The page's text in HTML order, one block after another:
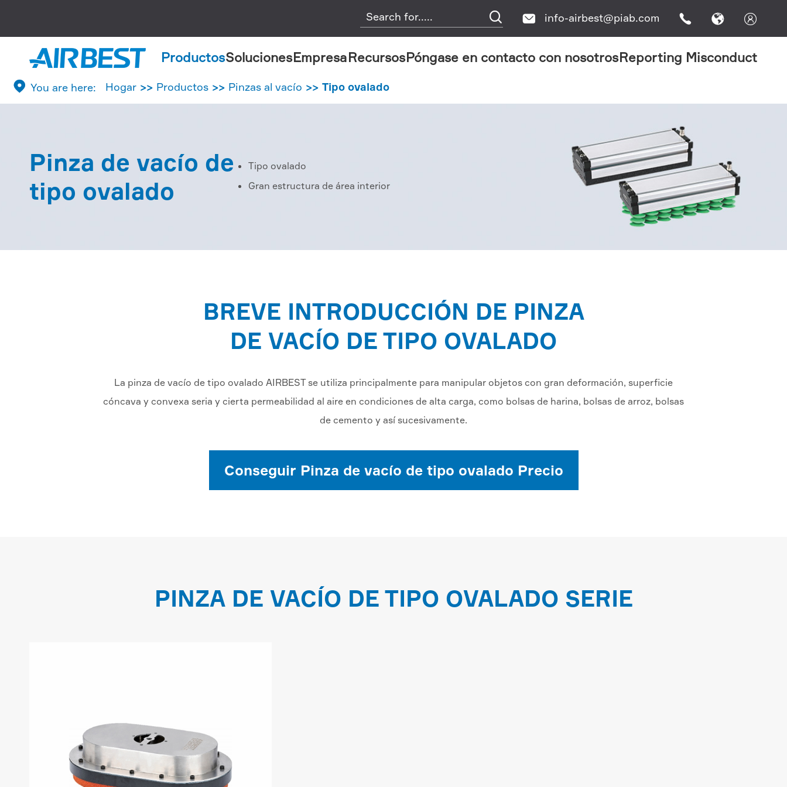
  info-airbest@piab.com   
ProductosSolucionesEmpresaRecursosPóngase en contacto con nosotrosReporting Misconduct
 Hogar Productos Pinzas al vacío Tipo ovalado
Pinza de vacío de
tipo ovalado
Tipo ovalado
Gran estructura de área interior
BREVE INTRODUCCIÓN DE PINZA
DE VACÍO DE TIPO OVALADO
La pinza de vacío de tipo ovalado AIRBEST se utiliza principalmente para manipular objetos con gran deformación, superficie
cóncava y convexa seria y cierta permeabilidad al aire en condiciones de alta carga, como bolsas de harina, bolsas de arroz, bolsas
de cemento y así sucesivamente.
Conseguir Pinza de vacío de tipo ovalado Precio
PINZA DE VACÍO DE TIPO OVALADO SERIE